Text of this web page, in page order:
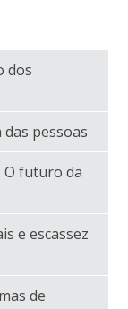
dos
pessoas
O futuro da
e escassez
de